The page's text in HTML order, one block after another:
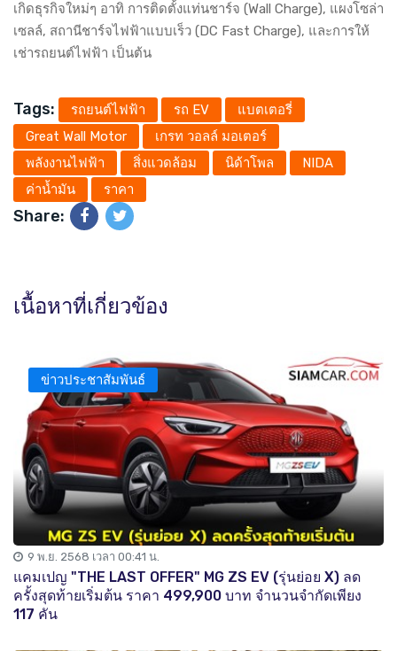
เกิดธุรกิจใหม่ๆ อาทิ การติดตั้งแท่นชาร์จ (Wall Charge), แผงโซล่า
เซลล์, สถานีชาร์จไฟฟ้าแบบเร็ว (DC Fast Charge), และการให้
เช่ารถยนต์ไฟฟ้า เป็นต้น
Tags: รถยนต์ไฟฟ้า รถ EV
แบตเตอรี่
Great Wall Motor
เกรท วอลล์ มอเตอร์
พลังงานไฟฟ้า
สิ่งแวดล้อม นิด้าโพล
NIDA
ค่าน้ำมัน
ราคา
Share:
เนื้อหาที่เกี่ยวข้อง
ข่าวประชาสัมพันธ์
9 พ.ย. 2568 เวลา 00:41 น.
แคมเปญ "THE LAST OFFER" MG ZS EV (รุ่นย่อย X) ลด
ครั้งสุดท้ายเริ่มต้น ราคา 499,900 บาท จำนวนจำกัดเพียง
117 คัน